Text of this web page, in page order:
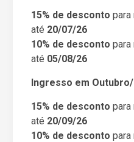
15% de desconto para
até 20/07/26
10% de desconto para
até 05/08/26
Ingresso em
15% de desconto para
até 20/09/26
10% de desconto para